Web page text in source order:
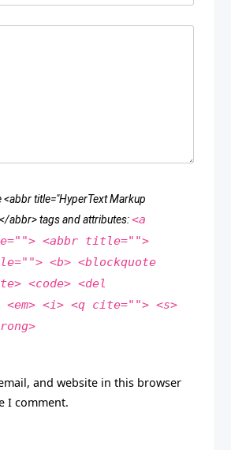
<abbr title="HyperText Markup
abbr> tags and attributes:<a
<abbr title="">
<b> <blockquote
<code> <del
<em> <i> <q cite=""> <s>
and website in this browser
I comment.